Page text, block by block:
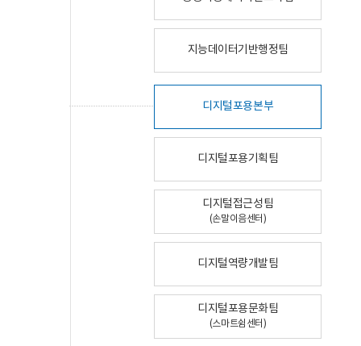
지능데이터기반행정팀
디지털포용본부
디지털포용기획팀
디지털접근성팀
(손말이음센터)
디지털역량개발팀
디지털포용문화팀
(스마트쉼센터)